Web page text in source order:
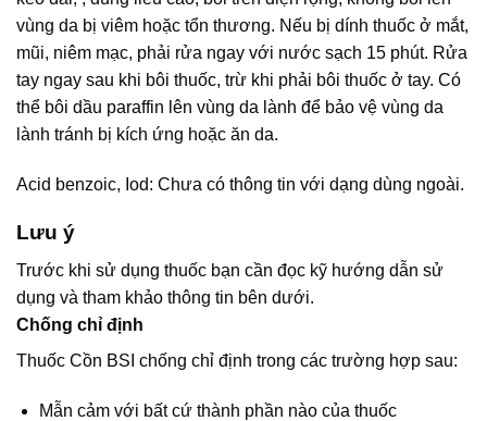
vùng da bị viêm hoặc tổn thương. Nếu bị dính thuốc ở mắt,
mũi, niêm mạc, phải rửa ngay với nước sạch 15 phút. Rửa
tay ngay sau khi bôi thuốc, trừ khi phải bôi thuốc ở tay. Có
thể bôi dầu paraffin lên vùng da lành để bảo vệ vùng da
lành tránh bị kích ứng hoặc ăn da.
Acid benzoic, Iod: Chưa có thông tin với dạng dùng ngoài.
Lưu ý
Trước khi sử dụng thuốc bạn cần đọc kỹ hướng dẫn sử
dụng và tham khảo thông tin bên dưới.
Chống chỉ định
Thuốc Cồn BSI chống chỉ định trong các trường hợp sau:
Mẫn cảm với bất cứ thành phần nào của thuốc